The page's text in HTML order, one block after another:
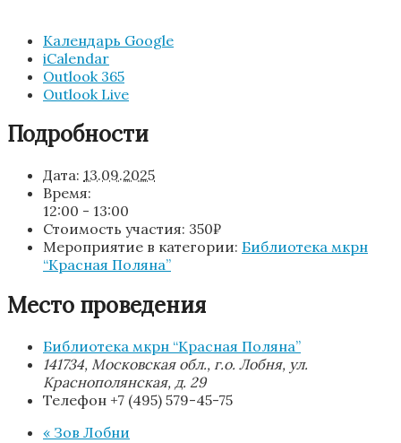
Календарь Google
iCalendar
Outlook 365
Outlook Live
Подробности
Дата: 13.09.2025
Время:
12:00 - 13:00
Стоимость участия: 350₽
Мероприятие в категории: Библиотека мкрн
“Красная Поляна”
Место проведения
Библиотека мкрн “Красная Поляна”
141734, Московская обл., г.о. Лобня, ул.
Краснополянская, д. 29
Телефон +7 (495) 579-45-75
« Зов Лобни